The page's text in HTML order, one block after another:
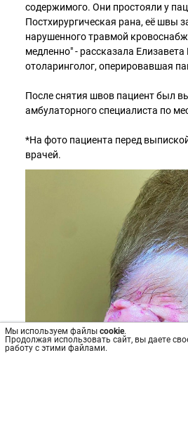
Мы используем файлы cookie.
Продолжая использовать сайт, вы даете
работу с этими файлами.
содержимого. Они простояли у
Постхирургическая рана, её швы
нарушенного травмой
медленно" - рассказала
отоларинголог, оперировавшая
После снятия швов пациент был
амбулаторного специалиста по
*На фото пациента перед
врачей.